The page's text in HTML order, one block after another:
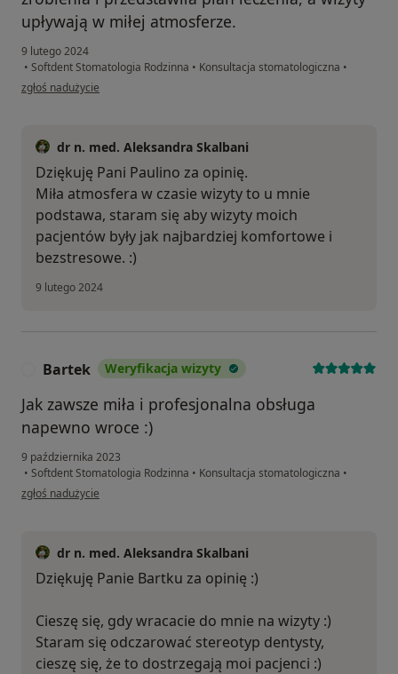
upływają w miłej atmosferze.
9 lutego 2024
• Softdent Stomatologia Rodzinna • Konsultacja stomatologiczna •
w opinii użytkownika Paulina
zgłoś nadużycie
dr n. med. Aleksandra Skalbani
Dziękuję Pani Paulino za opinię.
Miła atmosfera w czasie wizyty to u mnie
podstawa, staram się aby wizyty moich
pacjentów były jak najbardziej komfortowe i
bezstresowe. :)
9 lutego 2024
Bartek Weryfikacja wizyty
Jak zawsze miła i profesjonalna obsługa
napewno wroce :)
9 października 2023
• Softdent Stomatologia Rodzinna • Konsultacja stomatologiczna •
w opinii użytkownika Bartek
zgłoś nadużycie
dr n. med. Aleksandra Skalbani
Dziękuję Panie Bartku za opinię :)
Cieszę się, gdy wracacie do mnie na wizyty :)
Staram się odczarować stereotyp dentysty,
cieszę się, że to dostrzegają moi pacjenci :)